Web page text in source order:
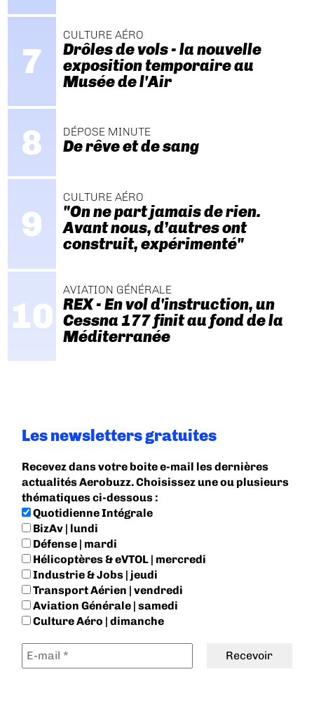
CULTURE AÉRO
Drôles de vols - la nouvelle
exposition temporaire au
Musée de l'Air
DÉPOSE MINUTE
De rêve et de sang
CULTURE AÉRO
"On ne part jamais de rien.
Avant nous, d’autres ont
construit, expérimenté"
AVIATION GÉNÉRALE
REX - En vol d'instruction, un
Cessna 177 finit au fond de la
Méditerranée
Les newsletters gratuites
Recevez dans votre boite e-mail les dernières
actualités Aerobuzz. Choisissez une ou plusieurs
thématiques ci-dessous :
Quotidienne Intégrale
BizAv | lundi
Défense | mardi
Hélicoptères & eVTOL | mercredi
Industrie & Jobs | jeudi
Transport Aérien | vendredi
Aviation Générale | samedi
Culture Aéro | dimanche